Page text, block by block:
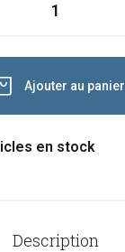
Ajouter au panier
en stock
Description